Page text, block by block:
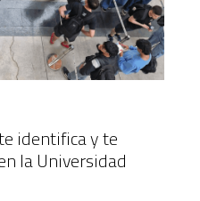
identifica y te
la Universidad